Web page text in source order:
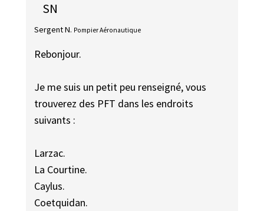
SN
Sergent N. Pompier Aéronautique
Rebonjour.
Je me suis un petit peu renseigné, vous
trouverez des PFT dans les endroits
suivants :
Larzac.
La Courtine.
Caylus.
Coetquidan.